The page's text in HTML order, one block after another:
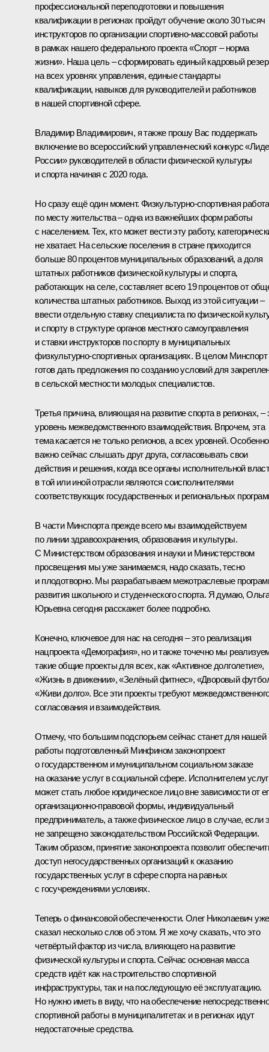
профессиональной переподготовки и повышения
квалификации в регионах пройдут обучение около 30 тысяч
инструкторов по организации спортивно‑массовой работы
в рамках нашего федерального проекта «Спорт – норма
жизни». Наша цель – сформировать единый кадровый
на всех уровнях управления, единые стандарты
квалификации, навыков для руководителей и работников
в нашей спортивной сфере.
Владимир Владимирович, я также прошу Вас поддержать
включение во всероссийский управленческий конкурс
России» руководителей в области физической культуры
и спорта начиная с 2020 года.
Но сразу ещё один момент. Физкультурно‑спортивная работа
по месту жительства – одна из важнейших форм работы
с населением. Тех, кто может вести эту работу,
не хватает. На сельские поселения в стране приходится
больше 80 процентов муниципальных образований, а доля
штатных работников физической культуры и спорта,
работающих на селе, составляет всего 19 процентов от
количества штатных работников. Выход из этой ситуации –
ввести отдельную ставку специалиста по физической
и спорту в структуре органов местного самоуправления
и ставки инструкторов по спорту в муниципальных
физкультурно‑спортивных организациях. В целом Минспорт
готов дать предложения по созданию условий для
в сельской местности молодых специалистов.
Третья причина, влияющая на развитие спорта в регионах, –
уровень межведомственного взаимодействия. Впрочем, эта
тема касается не только регионов, а всех уровней. Особенно
важно сейчас слышать друг друга, согласовывать свои
действия и решения, когда все органы исполнительной
в той или иной отрасли являются соисполнителями
соответствующих государственных и региональных
В части Минспорта прежде всего мы взаимодействуем
по линии здравоохранения, образования и культуры.
С Министерством образования и науки и Министерством
просвещения мы уже занимаемся, надо сказать, тесно
и плодотворно. Мы разрабатываем межотраслевые
развития школьного и студенческого спорта. Я думаю,
Юрьевна сегодня расскажет более подробно.
Конечно, ключевое для нас на сегодня – это реализация
нацпроекта «Демография», но и также точечно мы
такие общие проекты для всех, как «Активное долголетие»,
«Жизнь в движении», «Зелёный фитнес», «Дворовый
«Живи долго». Все эти проекты требуют
согласования и взаимодействия.
Отмечу, что большим подспорьем сейчас станет для нашей
работы подготовленный Минфином законопроект
о государственном и муниципальном социальном заказе
на оказание услуг в социальной сфере. Исполнителем услуг
может стать любое юридическое лицо вне зависимости от
организационно‑правовой формы, индивидуальный
предприниматель, а также физическое лицо в случае, если
не запрещено законодательством Российской Федерации.
Таким образом, принятие законопроекта позволит
доступ негосударственных организаций к оказанию
государственных услуг в сфере спорта на равных
с госучреждениями условиях.
Теперь о финансовой обеспеченности. Олег Николаевич уже
сказал несколько слов об этом. Я же хочу сказать, что это
четвёртый фактор из числа, влияющего на развитие
физической культуры и спорта. Сейчас основная масса
средств идёт как на строительство спортивной
инфраструктуры, так и на последующую её эксплуатацию.
Но нужно иметь в виду, что на обеспечение
спортивной работы в муниципалитетах и в регионах идут
недостаточные средства.